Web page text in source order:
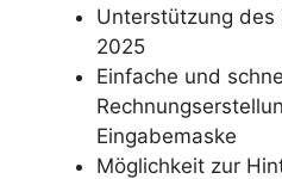
Unterstützung des
2025
Einfache und
Eingabemaske
Möglichkeit zur